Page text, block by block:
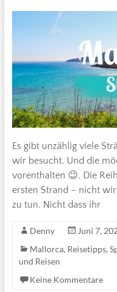
Es gibt unzählig viele
wir besucht. Und die
vorenthalten 😉. Die
ersten Strand – nicht
zu tun. Nicht dass ihr
Denny
Juni 7,
Mallorca, Reisetipps,
und Reisen
Keine Kommentare